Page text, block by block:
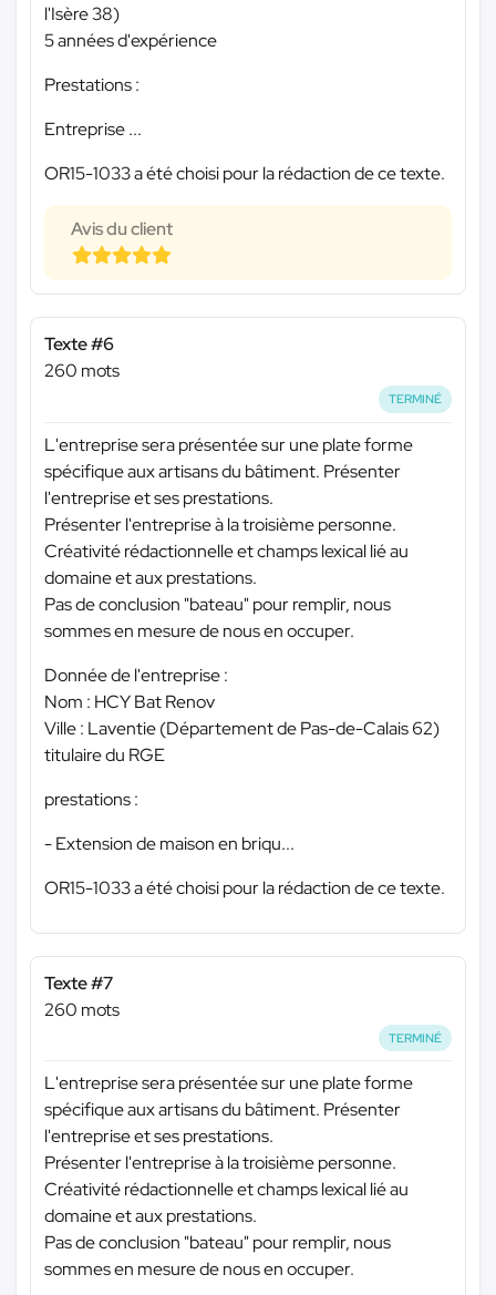
l'Isère 38)
5 années d'expérience
Prestations :
Entreprise ...
OR15-1033 a été choisi pour la rédaction de ce texte.
Avis du client
Texte #6
260 mots
TERMINÉ
L'entreprise sera présentée sur une plate forme
spécifique aux artisans du bâtiment. Présenter
l'entreprise et ses prestations.
Présenter l'entreprise à la troisième personne.
Créativité rédactionnelle et champs lexical lié au
domaine et aux prestations.
Pas de conclusion "bateau" pour remplir, nous
sommes en mesure de nous en occuper.
Donnée de l'entreprise :
Nom : HCY Bat Renov
Ville : Laventie (Département de Pas-de-Calais 62)
titulaire du RGE
prestations :
- Extension de maison en briqu...
OR15-1033 a été choisi pour la rédaction de ce texte.
Texte #7
260 mots
TERMINÉ
L'entreprise sera présentée sur une plate forme
spécifique aux artisans du bâtiment. Présenter
l'entreprise et ses prestations.
Présenter l'entreprise à la troisième personne.
Créativité rédactionnelle et champs lexical lié au
domaine et aux prestations.
Pas de conclusion "bateau" pour remplir, nous
sommes en mesure de nous en occuper.